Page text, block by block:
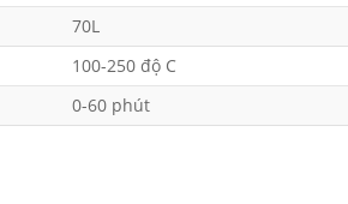
70L
100-250 độ C
0-60 phút